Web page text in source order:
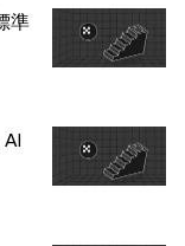
)]，© 2025
具生成或輔助生
。
準